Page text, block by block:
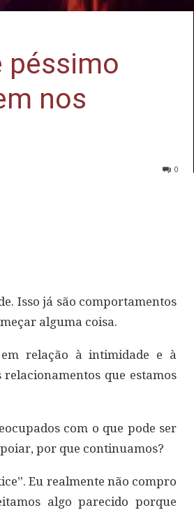
péssimo
nos
0
Isso já são comportamentos
alguma coisa.
relação à intimidade e à
que estamos
com o que pode ser
por que continuamos?
Eu realmente não compro
algo parecido porque